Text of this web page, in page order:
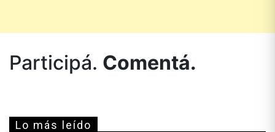
Participá. Comentá.
Lo más leído